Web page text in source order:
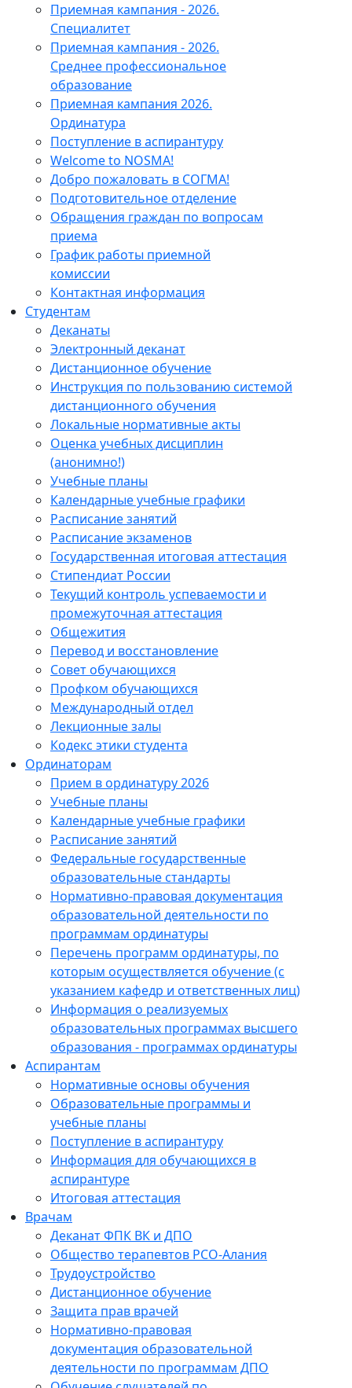
Приемная кампания - 2026.
Специалитет
Приемная кампания - 2026.
Среднее профессиональное
образование
Приемная кампания 2026.
Ординатура
Поступление в аспирантуру
Welcome to NOSMA!
Добро пожаловать в СОГМА!
Подготовительное отделение
Обращения граждан по вопросам
приема
График работы приемной
комиссии
Контактная информация
Студентам
Деканаты
Электронный деканат
Дистанционное обучение
Инструкция по пользованию системой
дистанционного обучения
Локальные нормативные акты
Оценка учебных дисциплин
(анонимно!)
Учебные планы
Календарные учебные графики
Расписание занятий
Расписание экзаменов
Государственная итоговая аттестация
Стипендиат России
Текущий контроль успеваемости и
промежуточная аттестация
Общежития
Перевод и восстановление
Совет обучающихся
Профком обучающихся
Международный отдел
Лекционные залы
Кодекс этики студента
Ординаторам
Прием в ординатуру 2026
Учебные планы
Календарные учебные графики
Расписание занятий
Федеральные государственные
образовательные стандарты
Нормативно-правовая документация
образовательной деятельности по
программам ординатуры
Перечень программ ординатуры, по
которым осуществляется обучение (с
указанием кафедр и ответственных лиц)
Информация о реализуемых
образовательных программах высшего
образования - программах ординатуры
Аспирантам
Нормативные основы обучения
Образовательные программы и
учебные планы
Поступление в аспирантуру
Информация для обучающихся в
аспирантуре
Итоговая аттестация
Врачам
Деканат ФПК ВК и ДПО
Общество терапевтов РСО-Алания
Трудоустройство
Дистанционное обучение
Защита прав врачей
Нормативно-правовая
документация образовательной
деятельности по программам ДПО